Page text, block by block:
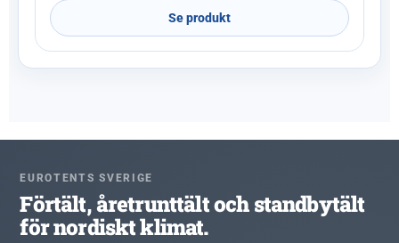
Se produkt
EUROTENTS SVERIGE
Förtält, åretrunttält och standbytält
för nordiskt klimat.